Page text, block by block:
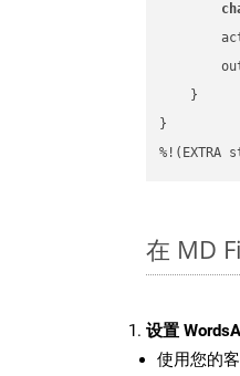
    }
}
%!(EXTRA
在 MD
设置
使用您的